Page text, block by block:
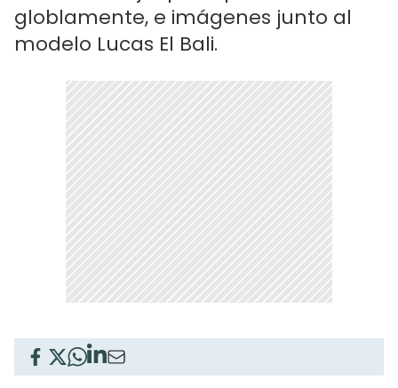
globlamente, e imágenes junto al
modelo Lucas El Bali.